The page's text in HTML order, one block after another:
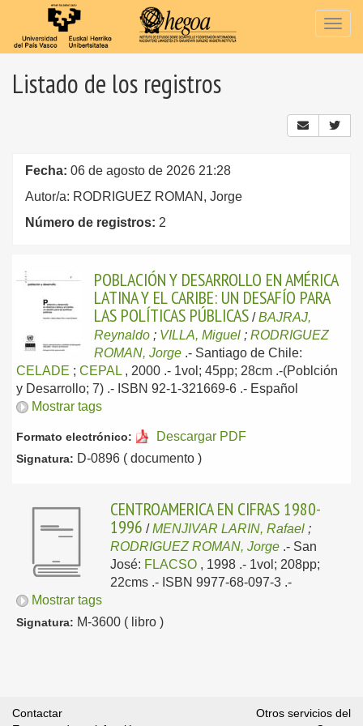
Listado de los registros
Fecha: 06 de agosto de 2026 21:28
Autor/a: RODRIGUEZ ROMAN, Jorge
Número de registros: 2
POBLACIÓN Y DESARROLLO EN AMÉRICA
LATINA Y EL CARIBE: UN DESAFÍO PARA
LAS POLÍTICAS PÚBLICAS /BAJRAJ,
Reynaldo ; VILLA, Miguel ; RODRIGUEZ
ROMAN, Jorge .- Santiago de Chile:
CELADE ; CEPAL , 2000 .- 1vol; 45pp; 28cm .-(Poblción
y Desarrollo; 7) .- ISBN 92-1-321669-6 .- Español
Mostrar tags
Formato electrónico: Descargar PDF
Signatura: D-0896 ( documento )
CENTROAMERICA EN CIFRAS 1980-
1996 /MENJIVAR LARIN, Rafael ;
RODRIGUEZ ROMAN, Jorge .- San
José: FLACSO , 1998 .- 1vol; 208pp;
22cms .- ISBN 9977-68-097-3 .-
Mostrar tags
Signatura: M-3600 ( libro )
Contactar
Otros servicios del